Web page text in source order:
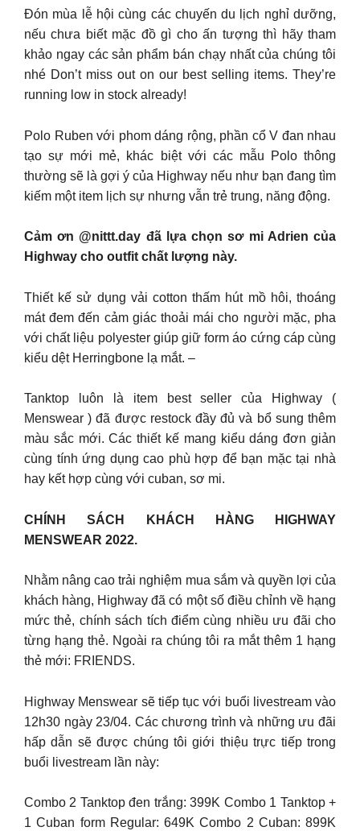
Đón mùa lễ hội cùng các chuyến du lịch nghỉ dưỡng,
nếu chưa biết mặc đồ gì cho ấn tượng thì hãy tham
khảo ngay các sản phẩm bán chạy nhất của chúng tôi
nhé Don’t miss out on our best selling items. They’re
running low in stock already!
Polo Ruben với phom dáng rộng, phần cổ V đan nhau
tạo sự mới mẻ, khác biệt với các mẫu Polo thông
thường sẽ là gợi ý của Highway nếu như bạn đang tìm
kiếm một item lịch sự nhưng vẫn trẻ trung, năng động.
Cảm ơn @nittt.day đã lựa chọn sơ mi Adrien của
Highway cho outfit chất lượng này.
Thiết kế sử dụng vải cotton thấm hút mồ hôi, thoáng
mát đem đến cảm giác thoải mái cho người mặc, pha
với chất liệu polyester giúp giữ form áo cứng cáp cùng
kiểu dệt Herringbone lạ mắt. –
Tanktop luôn là item best seller của Highway (
Menswear ) đã được restock đầy đủ và bổ sung thêm
màu sắc mới. Các thiết kế mang kiểu dáng đơn giản
cùng tính ứng dụng cao phù hợp để bạn mặc tại nhà
hay kết hợp cùng với cuban, sơ mi.
CHÍNH SÁCH KHÁCH HÀNG HIGHWAY
MENSWEAR 2022.
Nhằm nâng cao trải nghiệm mua sắm và quyền lợi của
khách hàng, Highway đã có một số điều chỉnh về hạng
mức thẻ, chính sách tích điểm cùng nhiều ưu đãi cho
từng hạng thẻ. Ngoài ra chúng tôi ra mắt thêm 1 hạng
thẻ mới: FRIENDS.
Highway Menswear sẽ tiếp tục với buổi livestream vào
12h30 ngày 23/04. Các chương trình và những ưu đãi
hấp dẫn sẽ được chúng tôi giới thiệu trực tiếp trong
buổi livestream lần này:
Combo 2 Tanktop đen trắng: 399K Combo 1 Tanktop +
1 Cuban form Regular: 649K Combo 2 Cuban: 899K